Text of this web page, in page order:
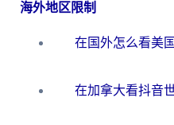
海外地区限制